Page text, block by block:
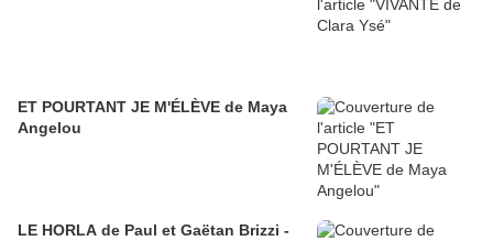
ET POURTANT JE M'ÉLÈVE de Maya
Angelou
LE HORLA de Paul et Gaëtan Brizzi -